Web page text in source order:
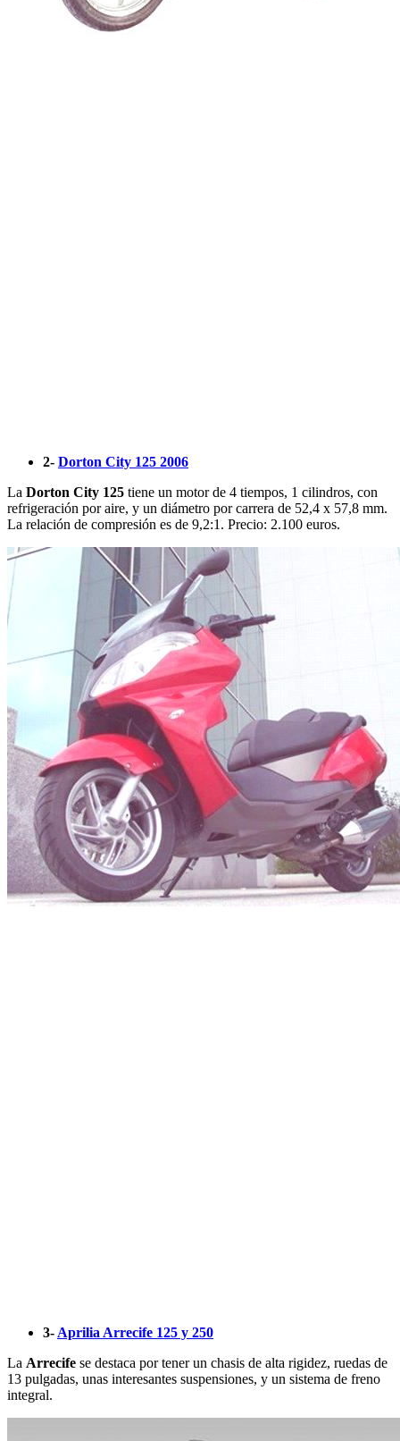
2- Dorton City 125 2006
La Dorton City 125 tiene un motor de 4 tiempos, 1 cilindros, con
refrigeración por aire, y un diámetro por carrera de 52,4 x 57,8 mm.
La relación de compresión es de 9,2:1. Precio: 2.100 euros.
3- Aprilia Arrecife 125 y 250
La Arrecife se destaca por tener un chasis de alta rigidez, ruedas de
13 pulgadas, unas interesantes suspensiones, y un sistema de freno
integral.